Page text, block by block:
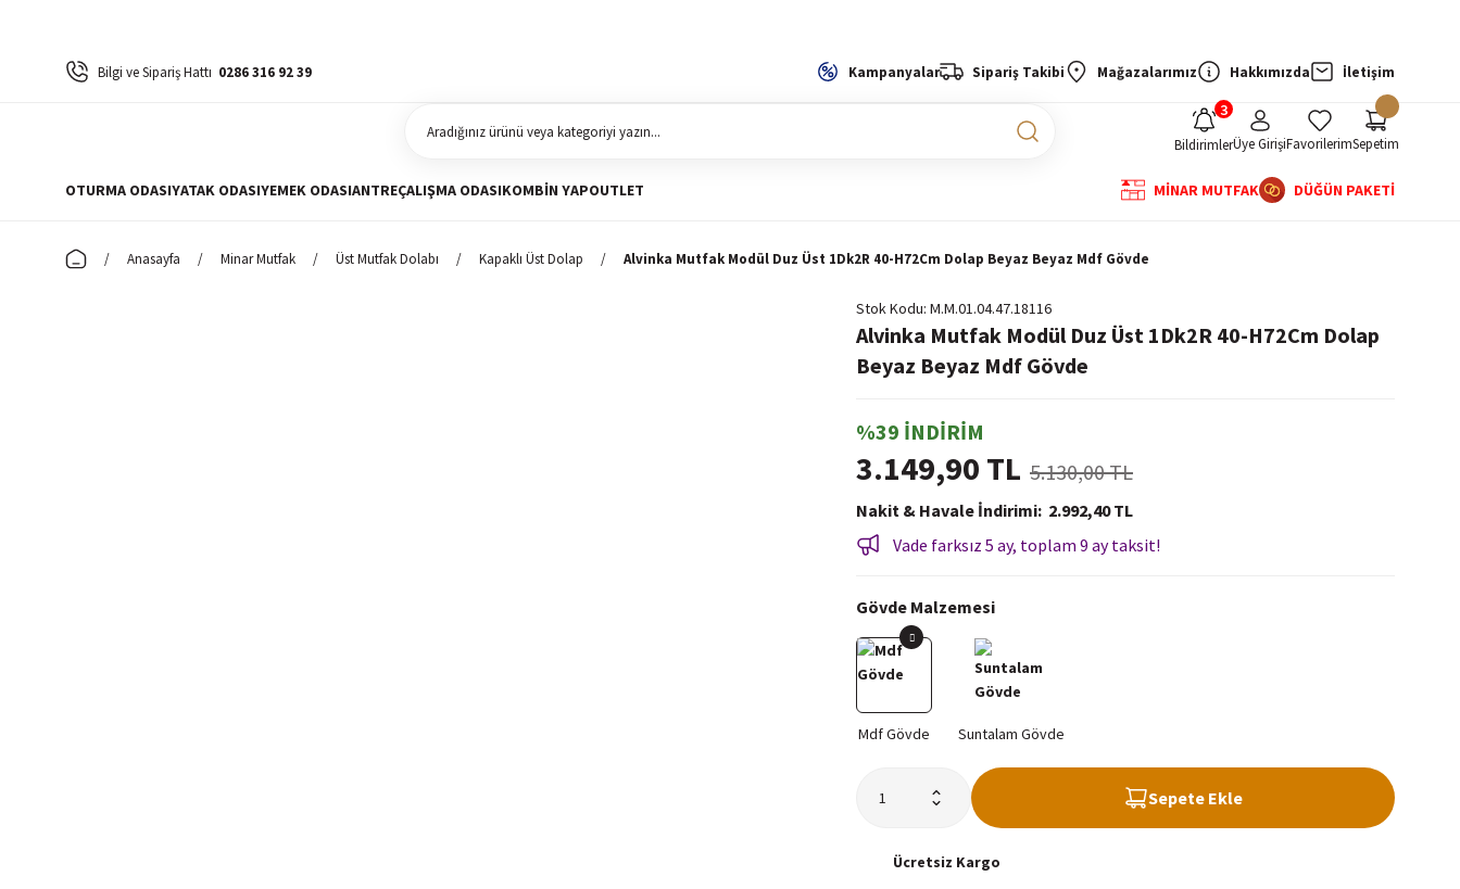
Bilgi ve Sipariş Hattı 0286 316 92 39 Kampanyalar Sipariş Takibi Mağazalarımız Hakkımızda İletişim
BildirimlerÜye GirişiFavorilerimSepetim
OTURMA ODASIYATAK ODASIYEMEK ODASIANTREÇALIŞMA ODASIKOMBIN YAPOUTLET MİNAR MUTFAK DÜĞÜN PAKETİ
Anasayfa Minar Mutfak Üst Mutfak Dolabı Kapaklı Üst Dolap Alvinka Mutfak Modül Duz Üst 1Dk2R 40-H72Cm Dolap Beyaz Beyaz Mdf Gövde
Stok Kodu M.M.01.04.47.18116
Alvinka Mutfak Modül Duz Üst 1Dk2R 40-H72Cm Dolap
Beyaz Beyaz Mdf Gövde
%39 İNDİRİM
3.149,90 TL 5.130,00 TL
Nakit & Havale İndirimi 2.992,40 TL
Vade farksız 5 ay, toplam 9 ay taksit!
Gövde Malzemesi
Sepete Ekle
Ücretsiz Kargo